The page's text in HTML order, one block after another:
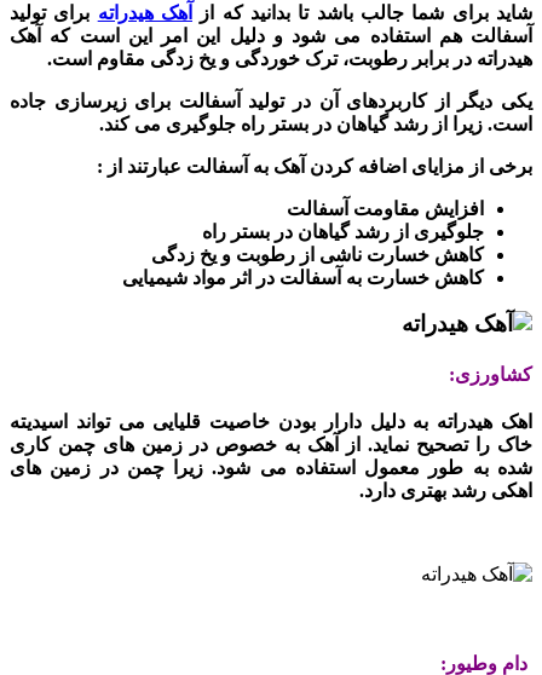
شاید برای شما جالب باشد تا بدانید که از آهک هیدراته برای تولید
آسفالت هم استفاده می شود و دلیل این امر این است که آهک
هیدراته در برابر رطوبت، ترک خوردگی و یخ زدگی مقاوم است.
یکی دیگر از کاربردهای آن در تولید آسفالت برای زیرسازی جاده
است. زیرا از رشد گیاهان در بستر راه جلوگیری می کند.
برخی از مزایای اضافه کردن آهک به آسفالت عبارتند از :
افزایش مقاومت آسفالت
جلوگیری از رشد گیاهان در بستر راه
کاهش خسارت ناشی از رطوبت و یخ زدگی
کاهش خسارت به آسفالت در اثر مواد شیمیایی
کشاورزی:
اهک هیدراته به دلیل دارار بودن خاصیت قلیایی می تواند اسیدیته
خاک را تصحیح نماید. از آهک به خصوص در زمین های چمن کاری
شده به طور معمول استفاده می شود. زیرا چمن در زمین های
اهکی رشد بهتری دارد.
دام وطیور: